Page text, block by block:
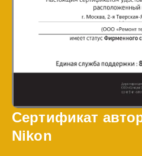
Сертификат
Nikon